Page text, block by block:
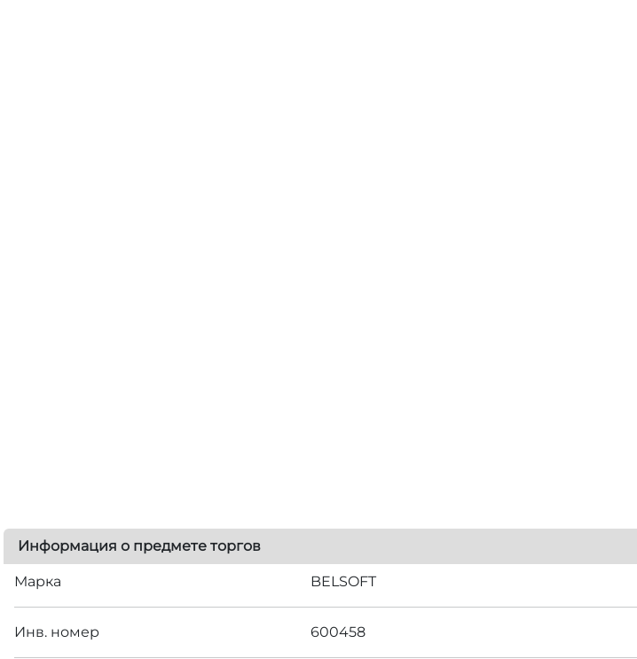
Информация о предмете торгов
Марка BELSOFT
Инв. номер 600458